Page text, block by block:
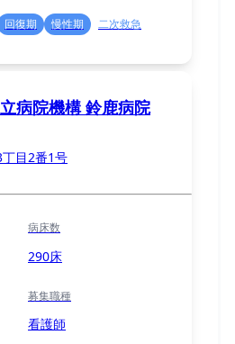
回復期 慢性期
二次救急
病院機構 鈴鹿病院
目2番1号
病床数
290床
募集職種
看護師